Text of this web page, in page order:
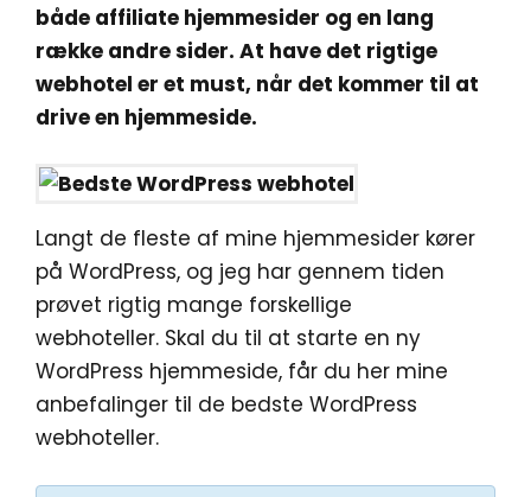
både affiliate hjemmesider og en lang
række andre sider. At have det rigtige
webhotel er et must, når det kommer til at
drive en hjemmeside.
Langt de fleste af mine hjemmesider kører
på WordPress, og jeg har gennem tiden
prøvet rigtig mange forskellige
webhoteller. Skal du til at starte en ny
WordPress hjemmeside, får du her mine
anbefalinger til de bedste WordPress
webhoteller.